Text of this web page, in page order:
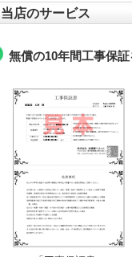
当店のサービス
無償の10年間工事保